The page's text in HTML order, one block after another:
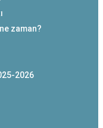
zaman?
2026